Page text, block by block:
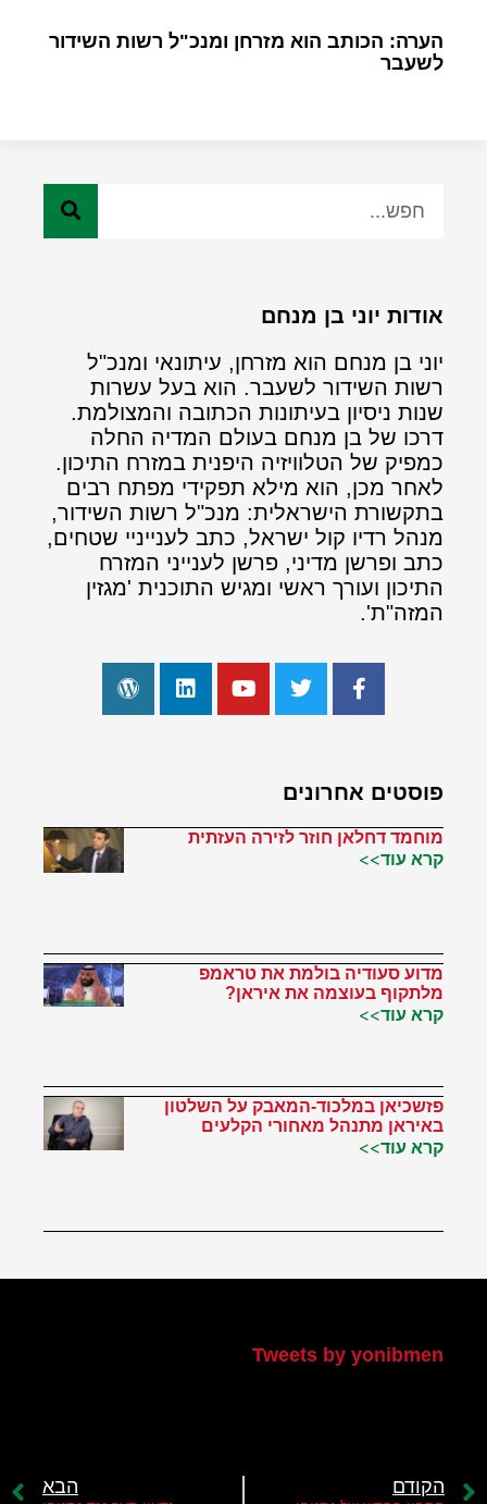
הערה: הכותב הוא מזרחן ומנכ"ל רשות השידור
לשעבר
אודות יוני בן מנחם
יוני בן מנחם הוא מזרחן, עיתונאי ומנכ"ל
רשות השידור לשעבר. הוא בעל עשרות
שנות ניסיון בעיתונות הכתובה והמצולמת.
דרכו של בן מנחם בעולם המדיה החלה
כמפיק של הטלוויזיה היפנית במזרח התיכון.
לאחר מכן, הוא מילא תפקידי מפתח רבים
בתקשורת הישראלית: מנכ"ל רשות השידור,
מנהל רדיו קול ישראל, כתב לענייניי שטחים,
כתב ופרשן מדיני, פרשן לענייני המזרח
התיכון ועורך ראשי ומגיש התוכנית 'מגזין
המזה"ת'.
פוסטים אחרונים
מוחמד דחלאן חוזר לזירה העזתית
קרא עוד>>
מדוע סעודיה בולמת את טראמפ
מלתקוף בעוצמה את איראן?
קרא עוד>>
פזשכיאן במלכוד-המאבק על השלטון
באיראן מתנהל מאחורי הקלעים
קרא עוד>>
Tweets by yonibmen
הקודם הבא